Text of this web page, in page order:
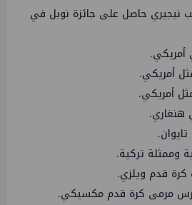
نيجيري حاصل على جائزة نوبل في